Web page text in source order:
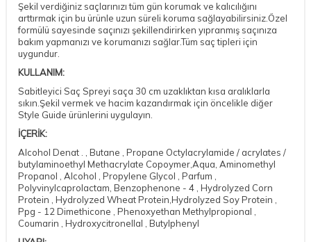
Şekil verdiğiniz saçlarınızı tüm gün korumak ve kalıcılığını
arttırmak için bu ürünle uzun süreli koruma sağlayabilirsiniz.Özel
formülü sayesinde saçınızı şekillendirirken yıpranmış saçınıza
bakım yapmanızı ve korumanızı sağlar.Tüm saç tipleri için
uygundur.
KULLANIM:
Sabitleyici Saç Spreyi saça 30 cm uzaklıktan kısa aralıklarla
sıkın.Şekil vermek ve hacim kazandırmak için öncelikle diğer
Style Guide ürünlerini uygulayın.
İÇERİK:
Alcohol Denat . , Butane , Propane Octylacrylamide / acrylates /
butylaminoethyl Methacrylate Copoymer,Aqua, Aminomethyl
Propanol , Alcohol , Propylene Glycol , Parfum ,
Polyvinylcaprolactam, Benzophenone - 4 , Hydrolyzed Corn
Protein , Hydrolyzed Wheat Protein,Hydrolyzed Soy Protein ,
Ppg - 12 Dimethicone , Phenoxyethan Methylpropional ,
Coumarin , Hydroxycitronellal , Butylphenyl